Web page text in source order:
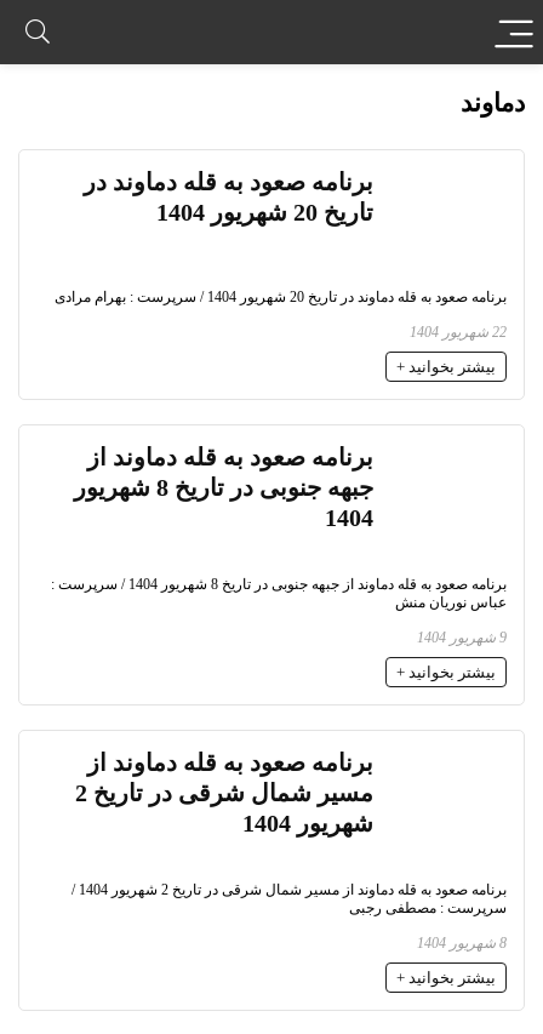
دماوند
برنامه صعود به قله دماوند در
تاریخ 20 شهریور 1404
برنامه صعود به قله دماوند در تاریخ 20 شهریور 1404 / سرپرست : بهرام مرادی
22 شهریور 1404
بیشتر بخوانید +
برنامه صعود به قله دماوند از
جبهه جنوبی در تاریخ 8 شهریور
1404
برنامه صعود به قله دماوند از جبهه جنوبی در تاریخ 8 شهریور 1404 / سرپرست :
عباس نوریان منش
9 شهریور 1404
بیشتر بخوانید +
برنامه صعود به قله دماوند از
مسیر شمال شرقی در تاریخ 2
شهریور 1404
برنامه صعود به قله دماوند از مسیر شمال شرقی در تاریخ 2 شهریور 1404 /
سرپرست : مصطفی رجبی
8 شهریور 1404
بیشتر بخوانید +